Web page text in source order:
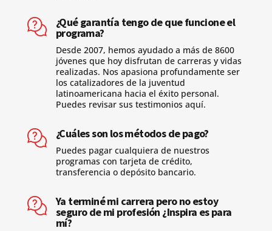
¿Qué garantía tengo de que funcione el
programa?
Desde 2007, hemos ayudado a más de 8600
jóvenes que hoy disfrutan de carreras y vidas
realizadas. Nos apasiona profundamente ser
los catalizadores de la juventud
latinoamericana hacia el éxito personal.
Puedes revisar sus testimonios aquí.
¿Cuáles son los métodos de pago?
Puedes pagar cualquiera de nuestros
programas con tarjeta de crédito,
transferencia o depósito bancario.
Ya terminé mi carrera pero no estoy
seguro de mi profesión ¿Inspira es para
mí?